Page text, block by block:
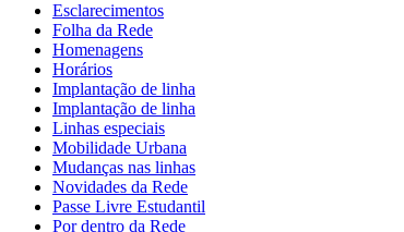
Esclarecimentos
Folha da Rede
Homenagens
Horários
Implantação de linha
Implantação de linha
Linhas especiais
Mobilidade Urbana
Mudanças nas linhas
Novidades da Rede
Passe Livre Estudantil
Por dentro da Rede